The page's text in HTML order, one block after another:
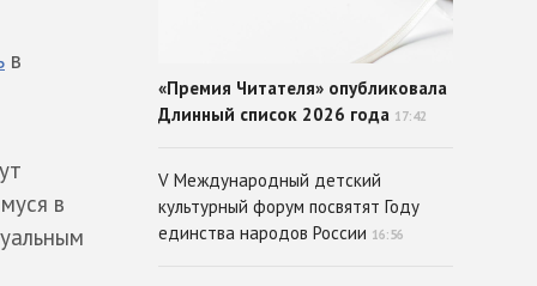
в
в
«Премия Читателя» опубликовала
Длинный список 2026 года 17:42
V Международный детский
культурный форум посвятят Году
единства народов России 16:56